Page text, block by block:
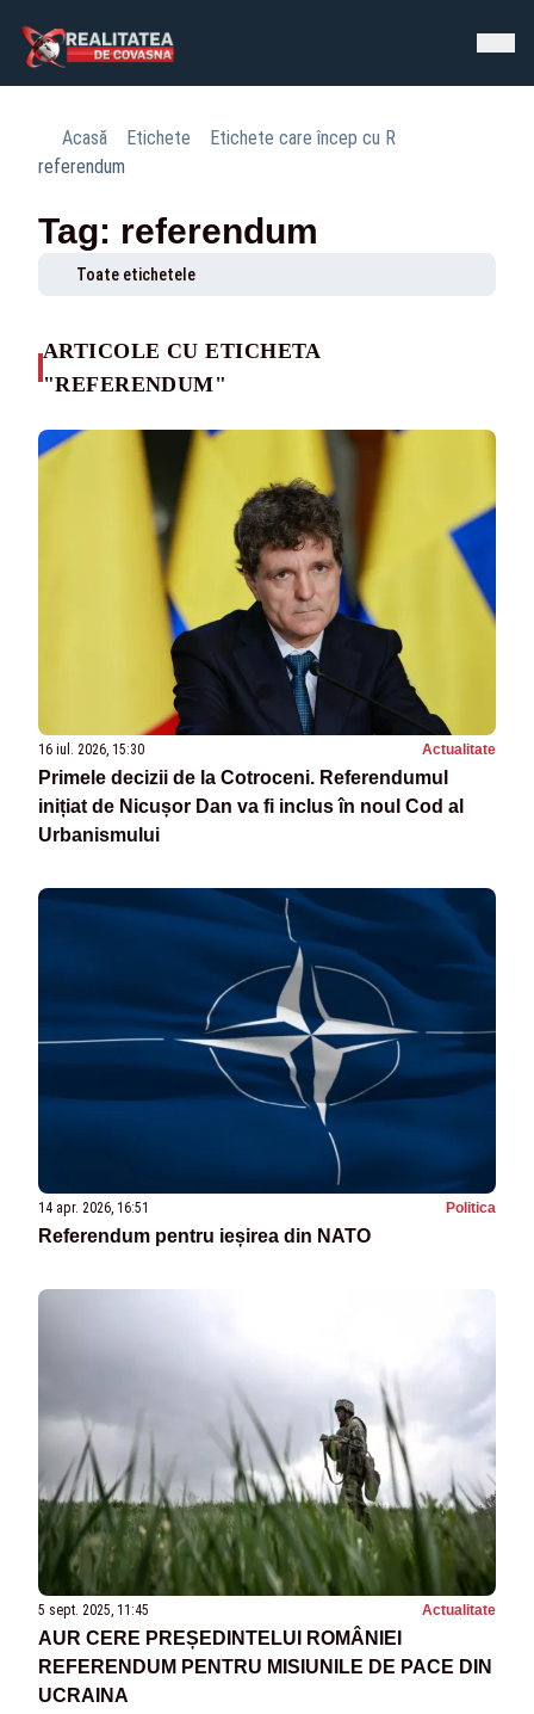
Acasă Etichete
Etichete care încep cu R
referendum
Tag: referendum
Toate etichetele
ARTICOLE CU ETICHETA
"REFERENDUM"
16 iul. 2026, 15:30 Actualitate
Primele decizii de la Cotroceni. Referendumul
inițiat de Nicușor Dan va fi inclus în noul Cod al
Urbanismului
14 apr. 2026, 16:51 Politica
Referendum pentru ieșirea din NATO
5 sept. 2025, 11:45 Actualitate
AUR CERE PREȘEDINTELUI ROMÂNIEI
REFERENDUM PENTRU MISIUNILE DE PACE DIN
UCRAINA